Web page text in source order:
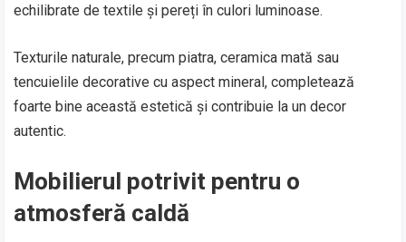
echilibrate de textile și pereți în culori luminoase.
Texturile naturale, precum piatra, ceramica mată sau
tencuielile decorative cu aspect mineral, completează
foarte bine această estetică și contribuie la un decor
autentic.
Mobilierul potrivit pentru o
atmosferă caldă